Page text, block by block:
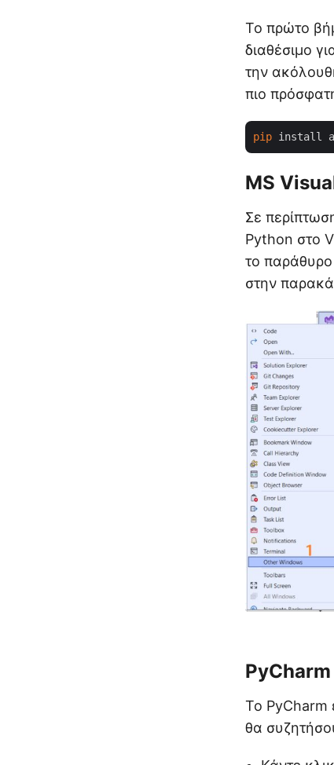
Το πρώτο
διαθέσιμο
την
πιο
pip
MS
Σε
Python στο
το
στην
PyCharm
Το PyCharm
θα